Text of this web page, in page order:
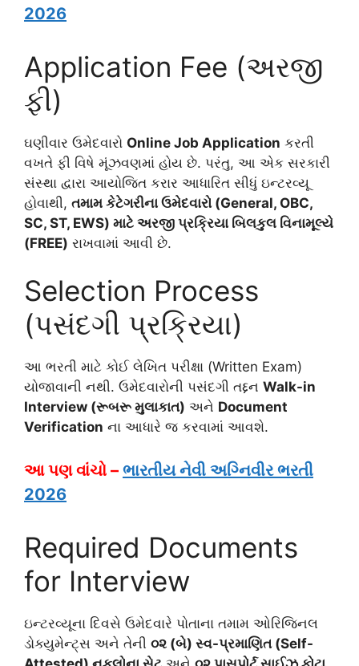
2026
Application Fee (અરજી
ફી)
ઘણીવાર ઉમેદવારો Online Job Application કરતી
વખતે ફી વિષે મૂંઝવણમાં હોય છે. પરંતુ, આ એક સરકારી
સંસ્થા દ્વારા આયોજિત કરાર આધારિત સીધું ઇન્ટરવ્યૂ
હોવાથી, તમામ કેટેગરીના ઉમેદવારો (General, OBC,
SC, ST, EWS) માટે અરજી પ્રક્રિયા બિલકુલ વિનામૂલ્યે
(FREE) રાખવામાં આવી છે.
Selection Process
(પસંદગી પ્રક્રિયા)
આ ભરતી માટે કોઈ લેખિત પરીક્ષા (Written Exam)
યોજાવાની નથી. ઉમેદવારોની પસંદગી તદ્દન Walk-in
Interview (રૂબરૂ મુલાકાત) અને Document
Verification ના આધારે જ કરવામાં આવશે.
આ પણ વાંચો – ભારતીય નેવી અગ્નિવીર ભરતી
2026
Required Documents
for Interview
ઇન્ટરવ્યૂના દિવસે ઉમેદવારે પોતાના તમામ ઓરિજિનલ
ડોક્યુમેન્ટ્સ અને તેની ૦૨ (બે) સ્વ-પ્રમાણિત (Self-